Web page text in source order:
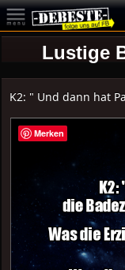
Lustige
K2: " Und dann hat
Merken